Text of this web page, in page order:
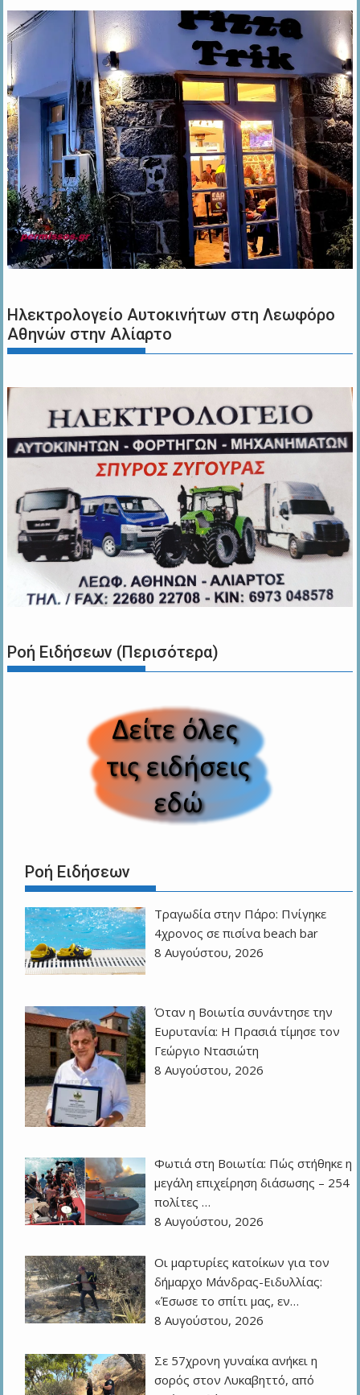
Ηλεκτρολογείο Αυτοκινήτων στη Λεωφόρο
Αθηνών στην Αλίαρτο
Ροή Ειδήσεων (Περισότερα)
Ροή Ειδήσεων
Τραγωδία στην Πάρο: Πνίγηκε
4χρονος σε πισίνα beach bar
8 Αυγούστου, 2026
Όταν η Βοιωτία συνάντησε την
Ευρυτανία: Η Πρασιά τίμησε τον
Γεώργιο Ντασιώτη
8 Αυγούστου, 2026
Φωτιά στη Βοιωτία: Πώς στήθηκε η
μεγάλη επιχείρηση διάσωσης – 254
πολίτες …
8 Αυγούστου, 2026
Οι μαρτυρίες κατοίκων για τον
δήμαρχο Μάνδρας-Ειδυλλίας:
«Έσωσε το σπίτι μας, εν…
8 Αυγούστου, 2026
Σε 57χρονη γυναίκα ανήκει η
σορός στον Λυκαβηττό, από